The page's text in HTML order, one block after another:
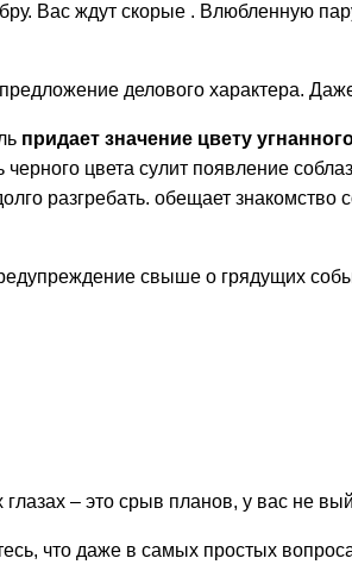
Вас ждут скорые . Влюбленную
делового характера.
придает значение цвету
цвета сулит появление
разгребать. обещает
свыше о грядущих
– это срыв планов, у вас не
что даже в самых простых